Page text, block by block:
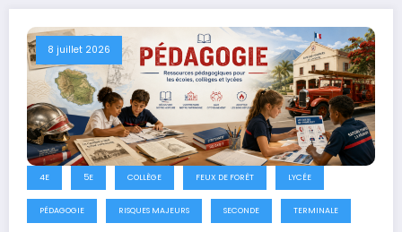
8 juillet 2026
4E 5E COLLÈGE FEUX DE FORÊT LYCÉE
PÉDAGOGIE RISQUES MAJEURS SECONDE TERMINALE